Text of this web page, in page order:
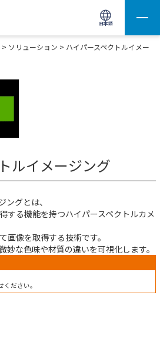
日本語
サイト内検索(Enterで実行)
> ソリューション > ハイパースペクトルイメー
ルイメージング
ングとは、
する機能を持つハイパースペクトルカメ
画像を取得する技術です。
妙な色味や材質の違いを可視化します。
ださい。